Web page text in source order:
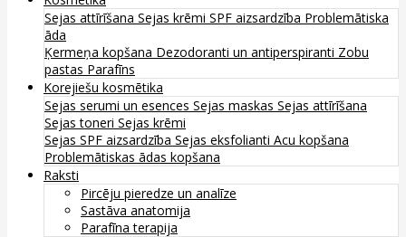
Sejas attīrīšana Sejas krēmi SPF aizsardzība Problemātiska
āda
Ķermeņa kopšana Dezodoranti un antiperspiranti Zobu
pastas Parafīns
Korejiešu kosmētika
Sejas serumi un esences Sejas maskas Sejas attīrīšana
Sejas toneri Sejas krēmi
Sejas SPF aizsardzība Sejas eksfolianti Acu kopšana
Problemātiskas ādas kopšana
Raksti
Pircēju pieredze un analīze
Sastāva anatomija
Parafīna terapija